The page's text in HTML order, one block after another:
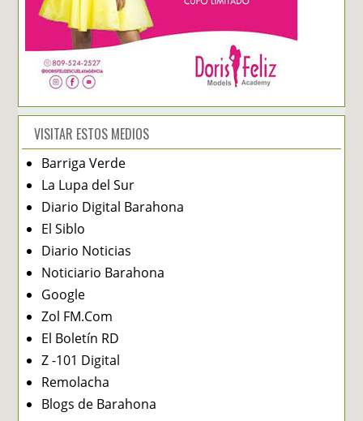
VISITAR ESTOS MEDIOS
Barriga Verde
La Lupa del Sur
Diario Digital Barahona
El Siblo
Diario Noticias
Noticiario Barahona
Google
Zol FM.Com
El Boletín RD
Z -101 Digital
Remolacha
Blogs de Barahona